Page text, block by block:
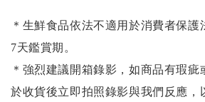
＊生鮮食品依法不適用於消費者保護
7天鑑賞期。
＊強烈建議開箱錄影，如商品有瑕疵
於收貨後立即拍照錄影與我們反應，